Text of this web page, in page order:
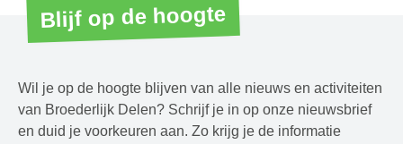
Blijf op de hoogte
Wil je op de hoogte blijven van alle nieuws en activiteiten
van Broederlijk Delen? Schrijf je in op onze nieuwsbrief
en duid je voorkeuren aan. Zo krijg je de informatie